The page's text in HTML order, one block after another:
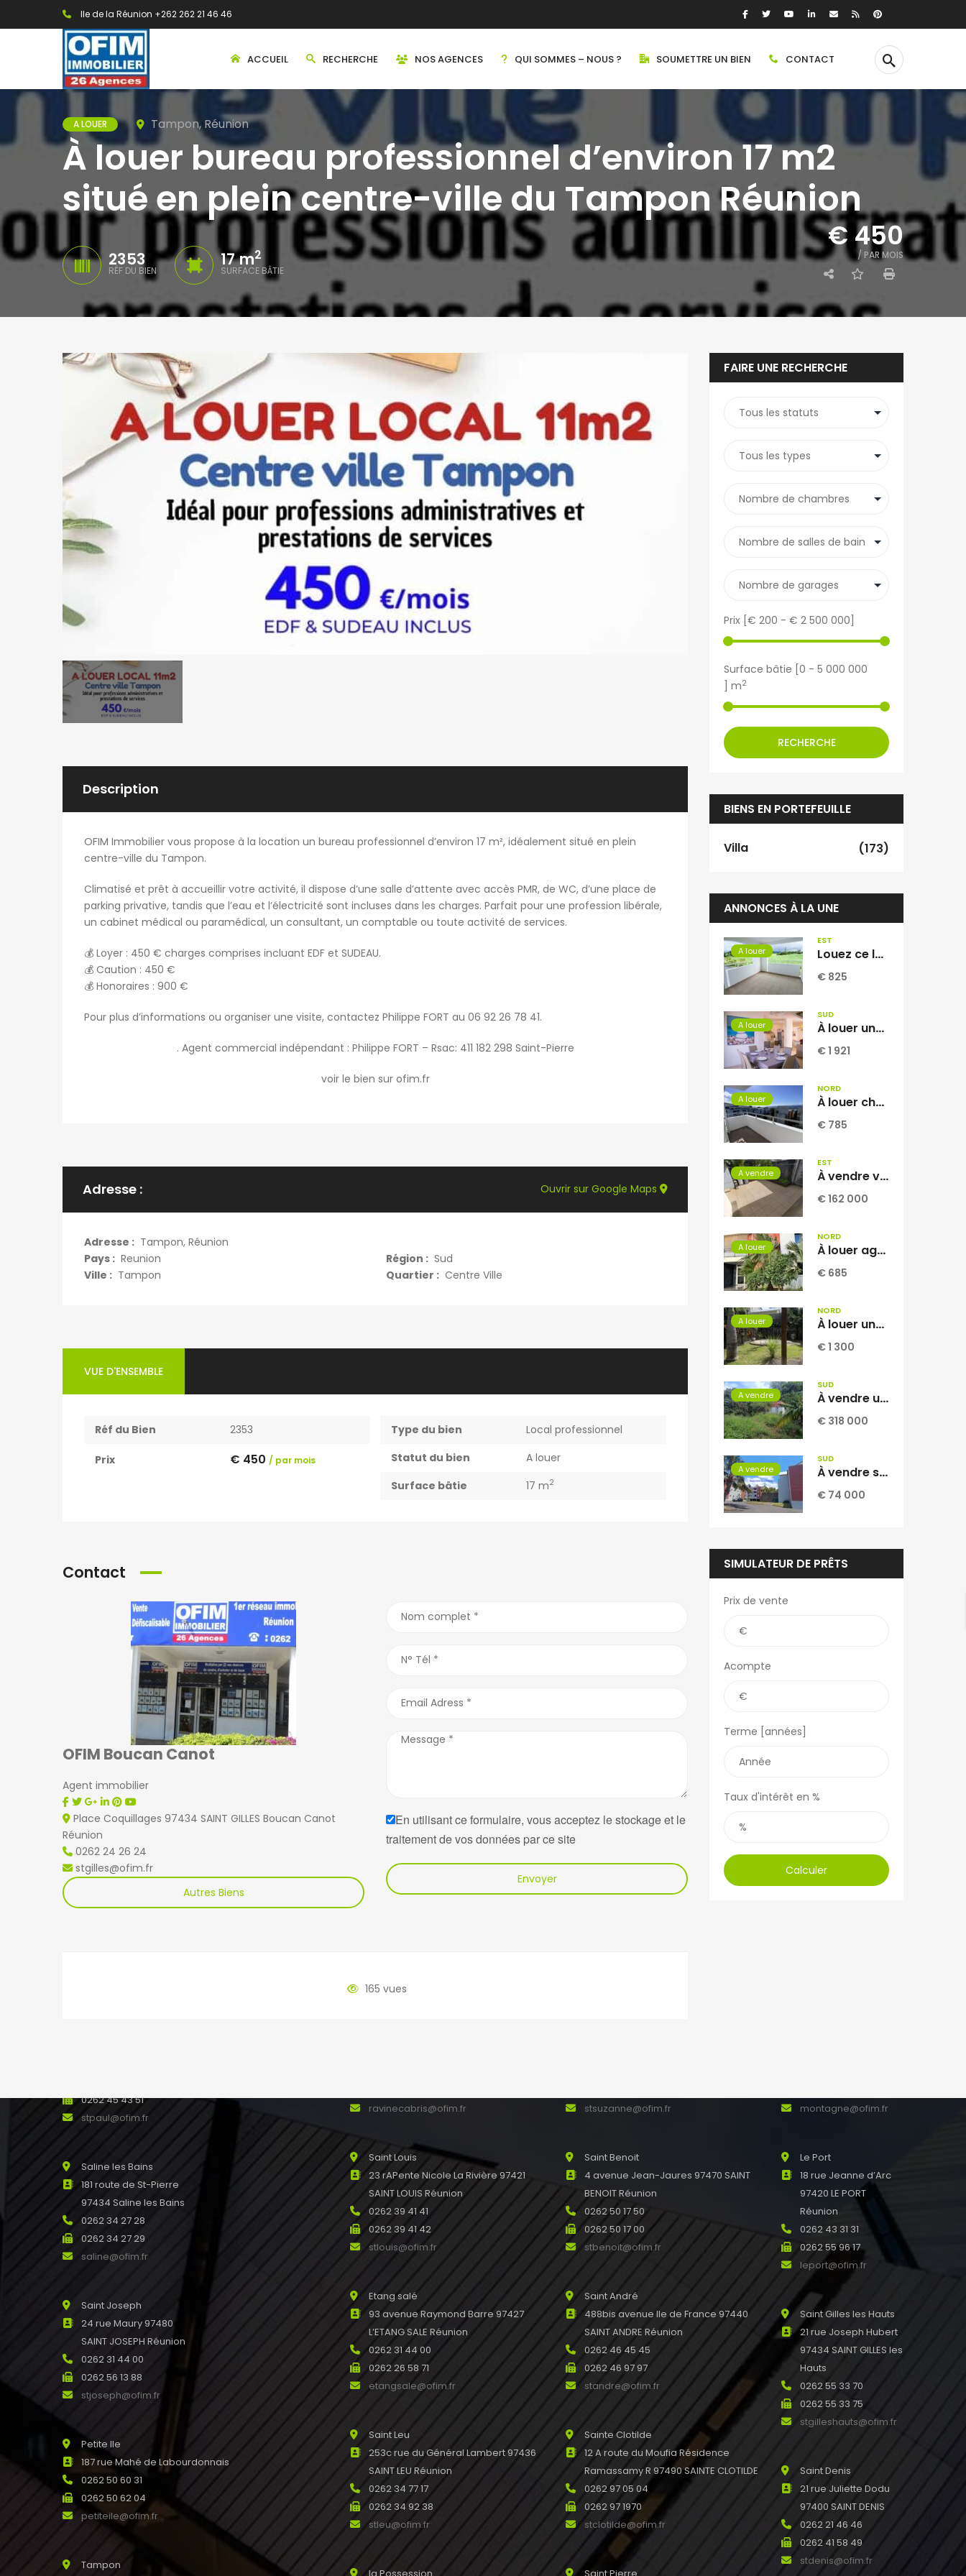
Ile de la Réunion +262 262 21 46 46
ACCUEIL RECHERCHE NOS AGENCES QUI SOMMES – NOUS ? SOUMETTRE UN BIEN CONTACT
A LOUER Tampon, Réunion
À louer bureau professionnel d’environ 17 m2
situé en plein centre-ville du Tampon Réunion
2353
RÉF DU BIEN
17 m2
SURFACE BÂTIE
€ 450
/ PAR MOIS
Description
OFIM Immobilier vous propose à la location un bureau professionnel d’environ 17 m², idéalement situé en plein
centre-ville du Tampon.
Climatisé et prêt à accueillir votre activité, il dispose d’une salle d’attente avec accès PMR, de WC, d’une place de
parking privative, tandis que l’eau et l’électricité sont incluses dans les charges. Parfait pour une profession libérale,
un cabinet médical ou paramédical, un consultant, un comptable ou toute activité de services.
💰 Loyer : 450 € charges comprises incluant EDF et SUDEAU.
💰 Caution : 450 €
💰 Honoraires : 900 €
Pour plus d’informations ou organiser une visite, contactez Philippe FORT au 06 92 26 78 41.
. Agent commercial indépendant : Philippe FORT – Rsac: 411 182 298 Saint-Pierre
voir le bien sur ofim.fr
Adresse :
Adresse : Tampon, Réunion
Pays : Reunion Région : Sud
Ville : Tampon Quartier : Centre Ville
Ouvrir sur Google Maps
VUE D'ENSEMBLE
Réf du Bien 2353
Prix € 450 / par mois
Type du bien
Local professionnel
Statut du bien
A louer
Surface bâtie
17 m2
Contact
OFIM Boucan Canot
Agent immobilier
Place Coquillages 97434 SAINT GILLES Boucan Canot
Réunion
0262 24 26 24
stgilles@ofim.fr
Autres Biens
En utilisant ce formulaire, vous acceptez le stockage et le
traitement de vos données par ce site
Envoyer
165 vues
FAIRE UNE RECHERCHE
Prix [ € 200 - € 2 500 000
Surface bâtie [ 0 - 5 000 000
] m2
RECHERCHE
BIENS EN PORTEFEUILLE
Villa (173)
ANNONCES À LA UNE
A louer
EST
Louez ce lumineux appartement T3 de 71,28 m² situé à Saint-André Réunion
€ 825
A louer
SUD
À louer une charmante villa T4 en duplex meublée d’environ 100 m2 située dans le quartier très recherché des Pêcheurs à Terre Sainte Réunion
€ 1 921
A louer
NORD
À louer charmant appartement de type F2 situé dans la résidence Georges Brassens à Sainte-Clotilde Réunion
€ 785
A vendre
EST
À vendre villa T3 à étage de 52.86 m2 située à Sainte-Suzanne Centre Réunion
€ 162 000
A louer
NORD
À louer agréable appartement T2 de 53.06 m2 situé dans la résidence INAIS à Sainte-Clotilde Réunion
€ 685
A louer
NORD
À louer une villa jumelée de type F5 de 104 m2 habitable située sur le secteur de Domenjod Sainte Clothilde Réunion
€ 1 300
A vendre
SUD
À vendre une vaste parcelle plate et arborée de 1268 m2 dont 1104 m2 constructible située au Tampon Réunion
€ 318 000
A vendre
SUD
À vendre studio climatisé de 34.97 m2 avec vue mer situé dans une résidence sécurisée et calme à Saint Joseph Réunion
€ 74 000
SIMULATEUR DE PRÊTS
Prix de vente
Acompte
Terme [années]
Taux d'intérêt en %
Calculer
0262 45 43 51
stpaul@ofim.fr
Saline les Bains
181 route de St-Pierre
97434 Saline les Bains
0262 34 27 28
0262 34 27 29
saline@ofim.fr
Saint Joseph
24 rue Maury 97480
SAINT JOSEPH Réunion
0262 31 44 00
0262 56 13 88
stjoseph@ofim.fr
Petite Ile
187 rue Mahé de Labourdonnais
0262 50 60 31
0262 50 62 04
petiteile@ofim.fr
Tampon
ravinecabris@ofim.fr
Saint Louis
23 rAPente Nicole La Rivière 97421
SAINT LOUIS Réunion
0262 39 41 41
0262 39 41 42
stlouis@ofim.fr
Etang salé
93 avenue Raymond Barre 97427
L’ETANG SALE Réunion
0262 31 44 00
0262 26 58 71
etangsale@ofim.fr
Saint Leu
253c rue du Général Lambert 97436
SAINT LEU Réunion
0262 34 77 17
0262 34 92 38
stleu@ofim.fr
la Possession
stsuzanne@ofim.fr
Saint Benoit
4 avenue Jean-Jaures 97470 SAINT
BENOIT Réunion
0262 50 17 50
0262 50 17 00
stbenoit@ofim.fr
Saint André
488bis avenue Ile de France 97440
SAINT ANDRE Réunion
0262 46 45 45
0262 46 97 97
standre@ofim.fr
Sainte Clotilde
12 A route du Moufia Résidence
Ramassamy R 97490 SAINTE CLOTILDE
0262 97 05 04
0262 97 1970
stclotilde@ofim.fr
Saint Pierre
montagne@ofim.fr
Le Port
18 rue Jeanne d’Arc
97420 LE PORT
Réunion
0262 43 31 31
0262 55 96 17
leport@ofim.fr
Saint Gilles les Hauts
21 rue Joseph Hubert
97434 SAINT GILLES les
Hauts
0262 55 33 70
0262 55 33 75
stgilleshauts@ofim.fr
Saint Denis
21 rue Juliette Dodu
97400 SAINT DENIS
0262 21 46 46
0262 41 58 49
stdenis@ofim.fr